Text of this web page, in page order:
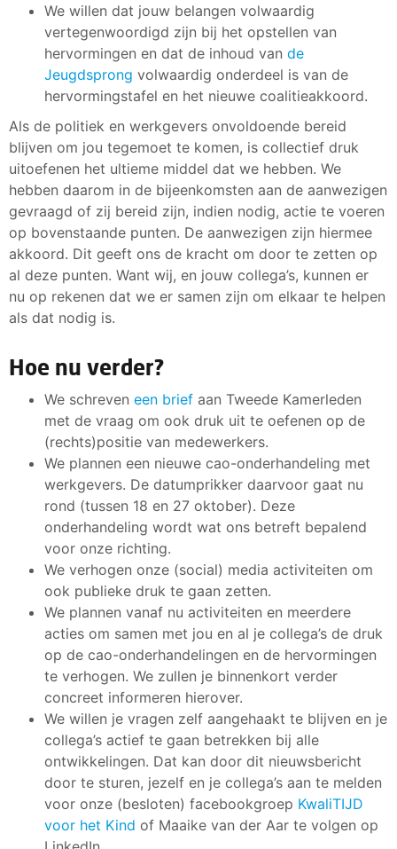
We willen dat jouw belangen volwaardig
vertegenwoordigd zijn bij het opstellen van
hervormingen en dat de inhoud van de
Jeugdsprong volwaardig onderdeel is van de
hervormingstafel en het nieuwe coalitieakkoord.
Als de politiek en werkgevers onvoldoende bereid
blijven om jou tegemoet te komen, is collectief druk
uitoefenen het ultieme middel dat we hebben. We
hebben daarom in de bijeenkomsten aan de aanwezigen
gevraagd of zij bereid zijn, indien nodig, actie te voeren
op bovenstaande punten. De aanwezigen zijn hiermee
akkoord. Dit geeft ons de kracht om door te zetten op
al deze punten. Want wij, en jouw collega’s, kunnen er
nu op rekenen dat we er samen zijn om elkaar te helpen
als dat nodig is.
Hoe nu verder?
We schreven een brief aan Tweede Kamerleden
met de vraag om ook druk uit te oefenen op de
(rechts)positie van medewerkers.
We plannen een nieuwe cao-onderhandeling met
werkgevers. De datumprikker daarvoor gaat nu
rond (tussen 18 en 27 oktober). Deze
onderhandeling wordt wat ons betreft bepalend
voor onze richting.
We verhogen onze (social) media activiteiten om
ook publieke druk te gaan zetten.
We plannen vanaf nu activiteiten en meerdere
acties om samen met jou en al je collega’s de druk
op de cao-onderhandelingen en de hervormingen
te verhogen. We zullen je binnenkort verder
concreet informeren hierover.
We willen je vragen zelf aangehaakt te blijven en je
collega’s actief te gaan betrekken bij alle
ontwikkelingen. Dat kan door dit nieuwsbericht
door te sturen, jezelf en je collega’s aan te melden
voor onze (besloten) facebookgroep KwaliTIJD
voor het Kind of Maaike van der Aar te volgen op